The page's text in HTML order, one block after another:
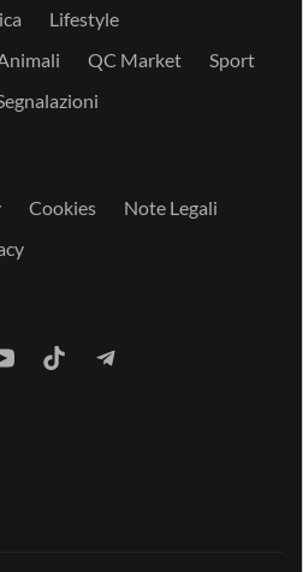
Lifestyle
QC Market
Sport
Cookies
Note Legali